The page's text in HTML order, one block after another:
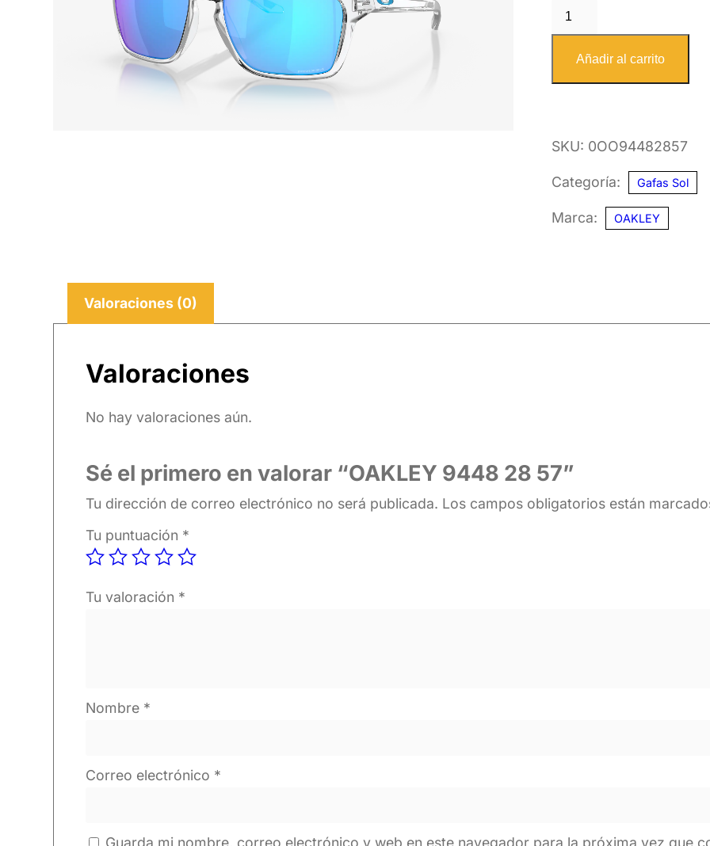
OAKLEY
9448
57
Añadir al carrito
SKU: 0OO94482857
Categoría: Gafas Sol
Marca: OAKLEY
Valoraciones (0)
Valoraciones
No hay valoraciones aún.
Sé el primero en valorar “OAKLEY 9448 28 57”
Tu dirección de correo electrónico no será publicada. Los campos obligatorios están
Tu puntuación *
Tu valoración *
Nombre *
Correo electrónico *
Guarda mi nombre, correo electrónico y web en este navegador para la próxima vez que